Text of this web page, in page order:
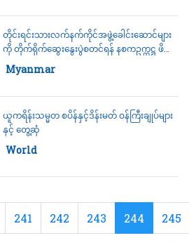
တိုင်းရင်းသားလက်နက်ကိုင်အဖွဲ့ခေါင်းဆောင်များ
ကို တိုက်ရိုက်ဆွေးနွေးပွဲစတင်ရန် နစကဥက္ကဋ္ဌ ဖိတ်
ခေါ်
Category:
Myanmar
ယူကရိန်းသမ္မတ စပိန်နှင့်ဒိန်းမတ် ဝန်ကြီးချုပ်များ
နှင့် တွေ့ဆုံ
Category:
World
241 242 243 244 245